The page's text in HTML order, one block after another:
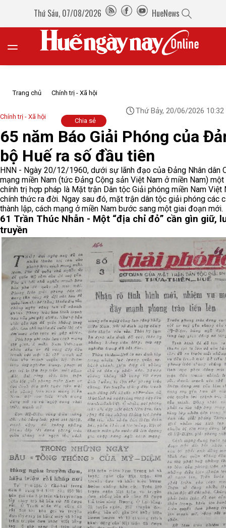
Thứ Sáu, 07/08/2026 HueNews
Trang chủ Chính trị - Xã hội
Chính trị - Xã hội
Thứ Bảy, 20/06/2026 10:32
Chia sẻ
65 năm Báo Giải Phóng của
bộ Huế ra số đầu tiên
HNN - Ngày 20/12/1960, dưới sự lãnh đạo của Đảng Nhân dân
mạng miền Nam (tức Đảng Cộng sản Việt Nam ở miền Nam)
chính trị hợp pháp là Mặt trận Dân tộc Giải phóng miền Nam Việt
chính thức ra đời. Ngay sau đó, mặt trận dân tộc giải phóng các
thành lập, cách mạng ở miền Nam bước sang một giai đoạn mới.
61 Trần Thúc Nhẫn - Một “địa chỉ đỏ” cần gìn giữ,
truyền